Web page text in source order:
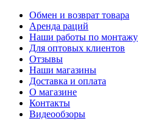
Обмен и возврат товара
Аренда раций
Наши работы по монтажу
Для оптовых клиентов
Отзывы
Наши магазины
Доставка и оплата
О магазине
Контакты
Видеообзоры